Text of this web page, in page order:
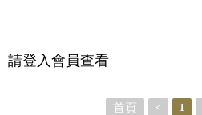
請登入會員查看
首頁 < 1